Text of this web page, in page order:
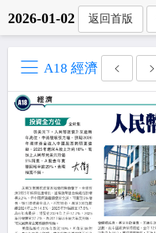
2026-01-02 返回首版
A18 經濟